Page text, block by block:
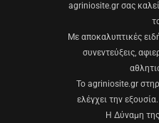
agriniosite.gr σας
Με αποκαλυπτικές
συνεντεύξεις,
Το agriniosite.gr
ελέγχει την
Η Δύναμη